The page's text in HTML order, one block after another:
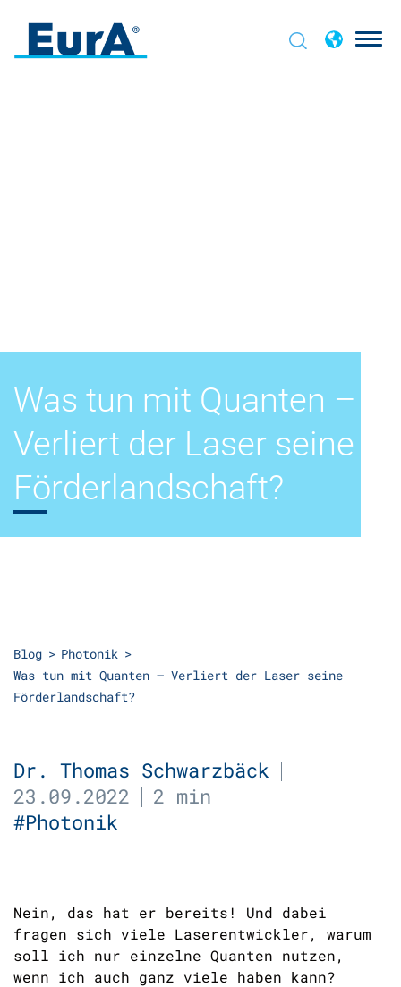
Was tun mit Quanten –
Verliert der Laser seine
Förderlandschaft?
Blog
Photonik
Was tun mit Quanten – Verliert der Laser seine
Förderlandschaft?
Dr. Thomas Schwarzbäck
23.09.2022
2 min
#Photonik
Nein, das hat er bereits! Und dabei
fragen sich viele Laserentwickler, warum
soll ich nur einzelne Quanten nutzen,
wenn ich auch ganz viele haben kann?